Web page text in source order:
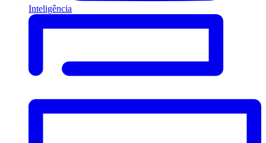
Inteligência